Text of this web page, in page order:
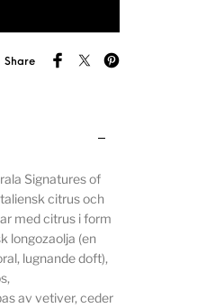
Share
Signatures of
citrus och
med citrus i form
longozaolja (en
lugnande doft),
av vetiver, ceder